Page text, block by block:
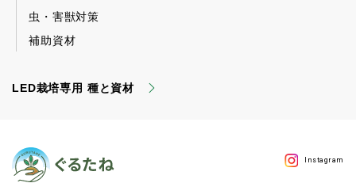
虫・害獣対策
補助資材
LED栽培専用 種と資材
Instagram